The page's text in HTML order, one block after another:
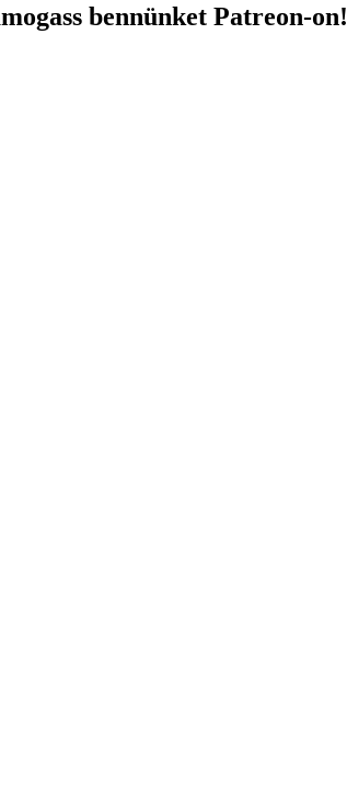
bennünket Patreon-on!